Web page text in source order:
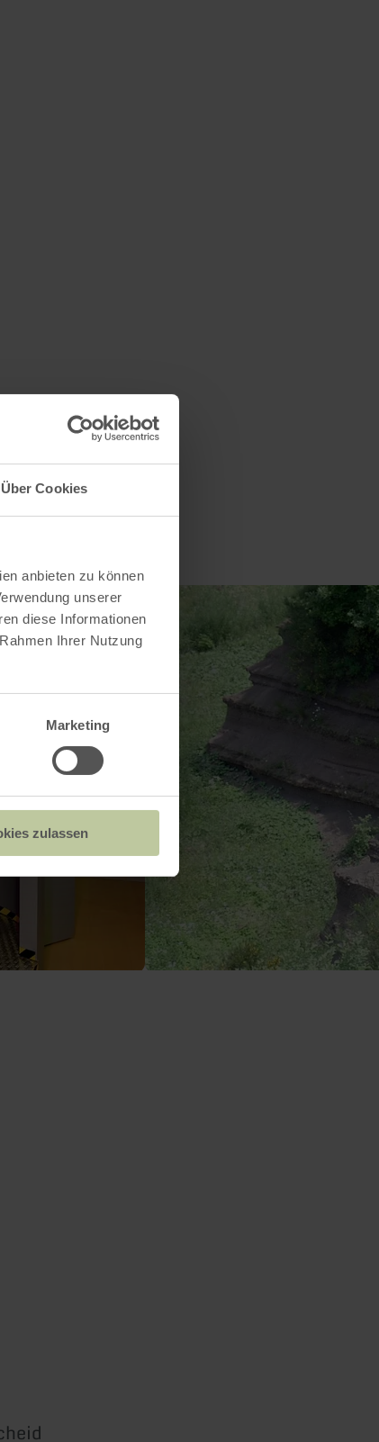
Über Cookies
anbieten zu können
unserer
diese Informationen
Ihrer Nutzung
Marketing
zulassen